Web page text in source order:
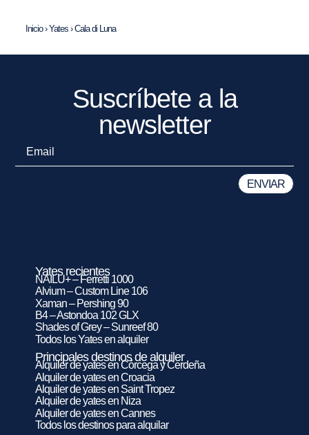
Inicio›Yates ›Cala di Luna
Suscríbete a la
newsletter
Yates recientes
NAILU+ – Ferretti 1000
Alvium – Custom Line 106
Xaman – Pershing 90
B4 – Astondoa 102 GLX
Shades of Grey – Sunreef 80
Todos los Yates en alquiler
Principales destinos de alquiler
Alquiler de yates en Córcega y Cerdeña
Alquiler de yates en Croacia
Alquiler de yates en Saint Tropez
Alquiler de yates en Niza
Alquiler de yates en Cannes
Todos los destinos para alquilar